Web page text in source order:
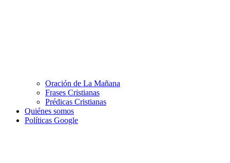
Oración de La Mañana
Frases Cristianas
Prédicas Cristianas
Quiénes somos
Políticas Google